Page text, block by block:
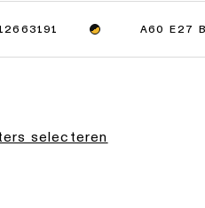
A60 E27
selecteren